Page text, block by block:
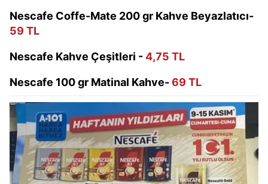
Nescafe Coffe-Mate 200 gr Kahve Beyazlatıcı-
59 TL
Nescafe Kahve Çeşitleri -4,75 TL
Nescafe 100 gr Matinal Kahve-69 TL